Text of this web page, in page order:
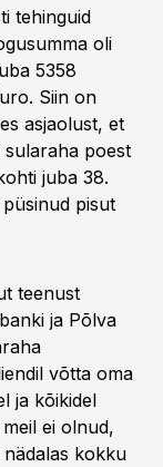
tehinguid
oli
5358
Siin on
asjaolust, et
poest
juba 38.
pisut
teenust
ja Põlva
võtta oma
ja kõikidel
ei olnud,
kokku